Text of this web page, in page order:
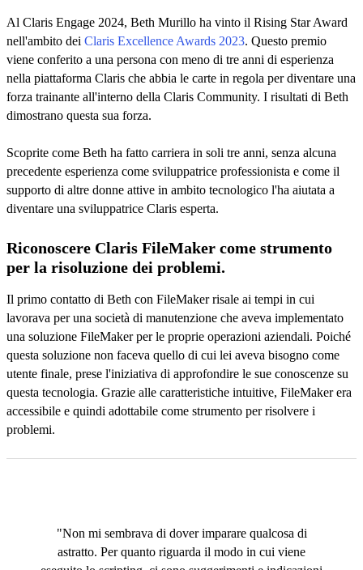
Al Claris Engage 2024, Beth Murillo ha vinto il Rising Star Award
nell'ambito dei Claris Excellence Awards 2023. Questo premio
viene conferito a una persona con meno di tre anni di esperienza
nella piattaforma Claris che abbia le carte in regola per diventare una
forza trainante all'interno della Claris Community. I risultati di Beth
dimostrano questa sua forza.
Scoprite come Beth ha fatto carriera in soli tre anni, senza alcuna
precedente esperienza come sviluppatrice professionista e come il
supporto di altre donne attive in ambito tecnologico l'ha aiutata a
diventare una sviluppatrice Claris esperta.
Riconoscere Claris FileMaker come strumento
per la risoluzione dei problemi.
Il primo contatto di Beth con FileMaker risale ai tempi in cui
lavorava per una società di manutenzione che aveva implementato
una soluzione FileMaker per le proprie operazioni aziendali. Poiché
questa soluzione non faceva quello di cui lei aveva bisogno come
utente finale, prese l'iniziativa di approfondire le sue conoscenze su
questa tecnologia. Grazie alle caratteristiche intuitive, FileMaker era
accessibile e quindi adottabile come strumento per risolvere i
problemi.
"Non mi sembrava di dover imparare qualcosa di
astratto. Per quanto riguarda il modo in cui viene